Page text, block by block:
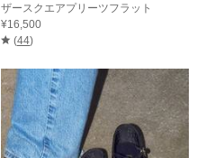
ザースクエアプリーツフラット
¥16,500
(44)